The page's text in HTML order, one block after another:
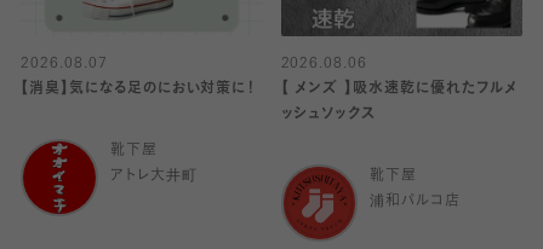
2026.08.07
【消臭】気になる足のにおい対策に！
靴下屋
アトレ大井町
2026.08.06
【 メンズ 】吸水速乾に優れたフルメ
ッシュソックス
靴下屋
浦和パルコ店